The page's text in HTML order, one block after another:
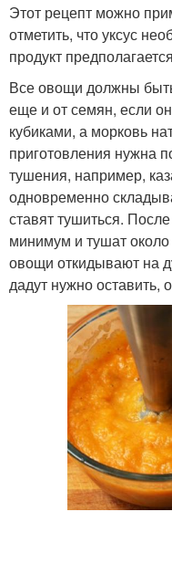
Этот рецепт можно
отметить, что уксус
продукт
Все овощи должны
еще и от семян, если
кубиками, а морковь
приготовления нужна
тушения, например,
одновременно
ставят тушиться.
минимум и тушат
овощи откидывают на
дадут нужно оставить,